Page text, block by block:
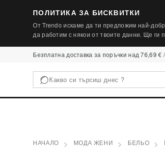
ПОЛИТИКА ЗА БИСКВИТКИ
От Trendo искаме да ти предложим най-
да работим с някои от твоите данни. Ще ги
Безплатна доставка за поръчки над 76,69 €
НАЧАЛО МОДА ЖЕНИ БЕЛЬО